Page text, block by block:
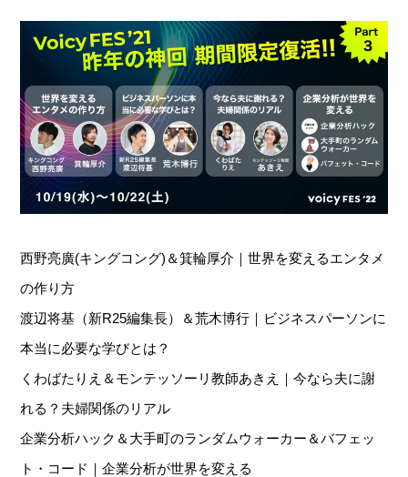
西野亮廣(キングコング)＆箕輪厚介｜世界を変えるエンタメ
の作り方
渡辺将基（新R25編集長）＆荒木博行｜ビジネスパーソンに
本当に必要な学びとは？
くわばたりえ＆モンテッソーリ教師あきえ｜今なら夫に謝
れる？夫婦関係のリアル
企業分析ハック＆大手町のランダムウォーカー＆バフェッ
ト・コード｜企業分析が世界を変える